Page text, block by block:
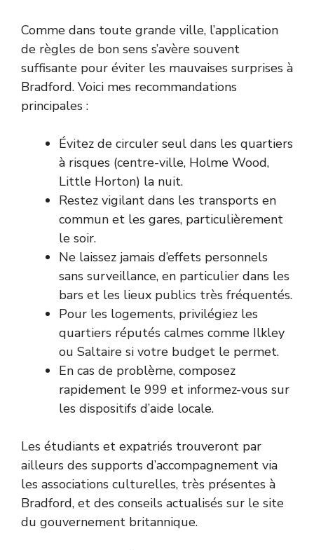
Comme dans toute grande ville, l’application
de règles de bon sens s’avère souvent
suffisante pour éviter les mauvaises surprises à
Bradford. Voici mes recommandations
principales :
Évitez de circuler seul dans les quartiers
à risques (centre-ville, Holme Wood,
Little Horton) la nuit.
Restez vigilant dans les transports en
commun et les gares, particulièrement
le soir.
Ne laissez jamais d’effets personnels
sans surveillance, en particulier dans les
bars et les lieux publics très fréquentés.
Pour les logements, privilégiez les
quartiers réputés calmes comme Ilkley
ou Saltaire si votre budget le permet.
En cas de problème, composez
rapidement le 999 et informez-vous sur
les dispositifs d’aide locale.
Les étudiants et expatriés trouveront par
ailleurs des supports d’accompagnement via
les associations culturelles, très présentes à
Bradford, et des conseils actualisés sur le site
du gouvernement britannique.